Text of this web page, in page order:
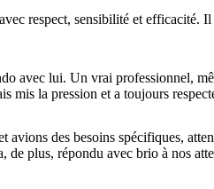
respect, sensibilité et efficacité.
avec lui. Un vrai professionnel,
la pression et a toujours
des besoins spécifiques,
plus, répondu avec brio à nos